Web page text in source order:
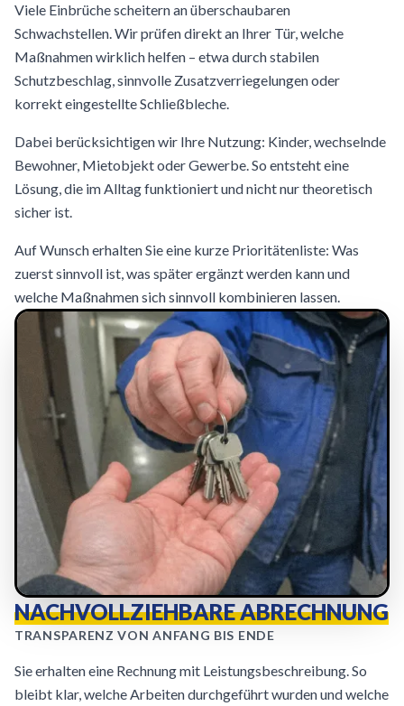
Viele Einbrüche scheitern an überschaubaren
Schwachstellen. Wir prüfen direkt an Ihrer Tür, welche
Maßnahmen wirklich helfen – etwa durch stabilen
Schutzbeschlag, sinnvolle Zusatzverriegelungen oder
korrekt eingestellte Schließbleche.
Dabei berücksichtigen wir Ihre Nutzung: Kinder, wechselnde
Bewohner, Mietobjekt oder Gewerbe. So entsteht eine
Lösung, die im Alltag funktioniert und nicht nur theoretisch
sicher ist.
Auf Wunsch erhalten Sie eine kurze Prioritätenliste: Was
zuerst sinnvoll ist, was später ergänzt werden kann und
welche Maßnahmen sich sinnvoll kombinieren lassen.
NACHVOLLZIEHBARE ABRECHNUNG
TRANSPARENZ VON ANFANG BIS ENDE
Sie erhalten eine Rechnung mit Leistungsbeschreibung. So
bleibt klar, welche Arbeiten durchgeführt wurden und welche